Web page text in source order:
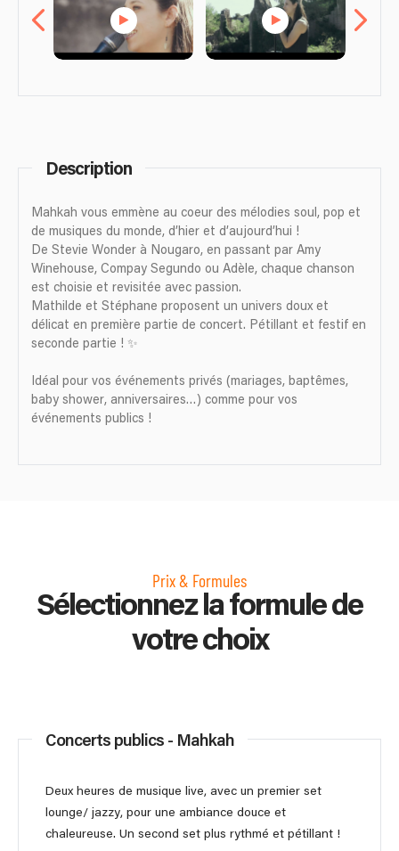
Description
Mahkah vous emmène au coeur des mélodies soul, pop et
de musiques du monde, d’hier et d’aujourd’hui !
De Stevie Wonder à Nougaro, en passant par Amy
Winehouse, Compay Segundo ou Adèle, chaque chanson
est choisie et revisitée avec passion.
Mathilde et Stéphane proposent un univers doux et
délicat en première partie de concert. Pétillant et festif en
seconde partie ! ✨
Idéal pour vos événements privés (mariages, baptêmes,
baby shower, anniversaires…) comme pour vos
événements publics !
Prix & Formules
Sélectionnez la formule de
votre choix
Concerts publics - Mahkah
Deux heures de musique live, avec un premier set
lounge/ jazzy, pour une ambiance douce et
chaleureuse. Un second set plus rythmé et pétillant !